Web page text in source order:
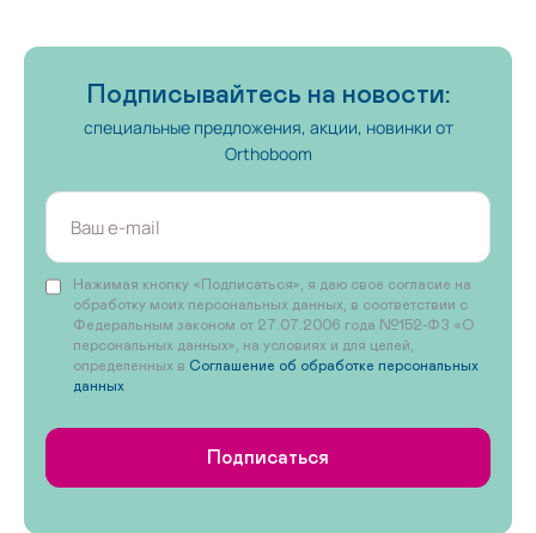
Подписывайтесь на новости:
специальные предложения, акции, новинки от
Orthoboom
Нажимая кнопку «Подписаться», я даю свое согласие на
обработку моих персональных данных, в соответствии с
Федеральным законом от 27.07.2006 года №152-ФЗ «О
персональных данных», на условиях и для целей,
определенных в Соглашение об обработке персональных
данных
Подписаться